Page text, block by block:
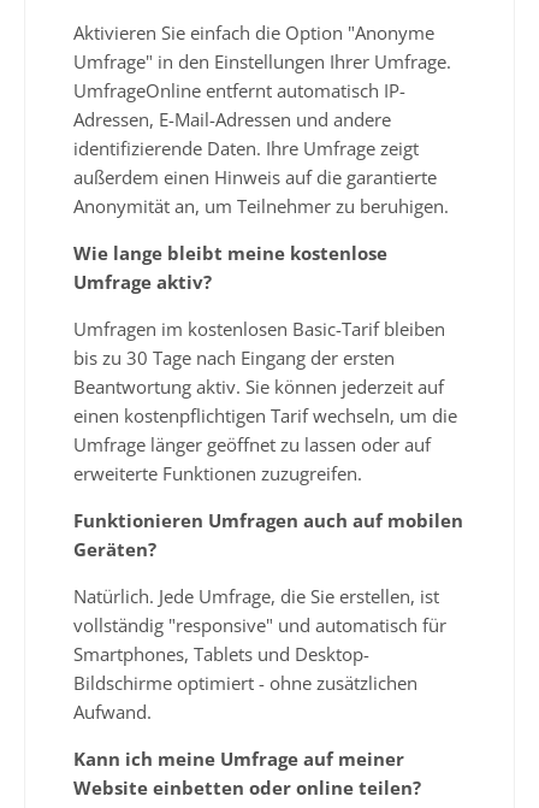
Aktivieren Sie einfach die Option "Anonyme
Umfrage" in den Einstellungen Ihrer Umfrage.
UmfrageOnline entfernt automatisch IP-
Adressen, E-Mail-Adressen und andere
identifizierende Daten. Ihre Umfrage zeigt
außerdem einen Hinweis auf die garantierte
Anonymität an, um Teilnehmer zu beruhigen.
Wie lange bleibt meine kostenlose
Umfrage aktiv?
Umfragen im kostenlosen Basic-Tarif bleiben
bis zu 30 Tage nach Eingang der ersten
Beantwortung aktiv. Sie können jederzeit auf
einen kostenpflichtigen Tarif wechseln, um die
Umfrage länger geöffnet zu lassen oder auf
erweiterte Funktionen zuzugreifen.
Funktionieren Umfragen auch auf mobilen
Geräten?
Natürlich. Jede Umfrage, die Sie erstellen, ist
vollständig "responsive" und automatisch für
Smartphones, Tablets und Desktop-
Bildschirme optimiert - ohne zusätzlichen
Aufwand.
Kann ich meine Umfrage auf meiner
Website einbetten oder online teilen?